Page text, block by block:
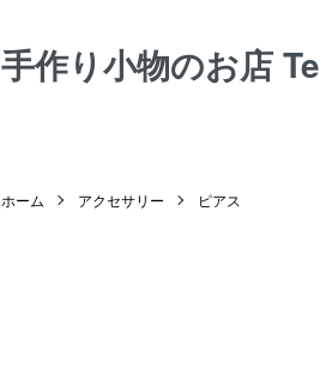
手作り小物のお店
ホーム アクセサリー ピアス